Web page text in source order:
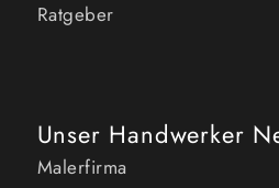
Ratgeber
Unser Handwerker
Malerfirma